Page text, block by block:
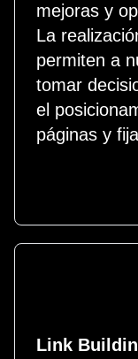
mejoras y
La
permiten a
tomar
el
páginas y
Link